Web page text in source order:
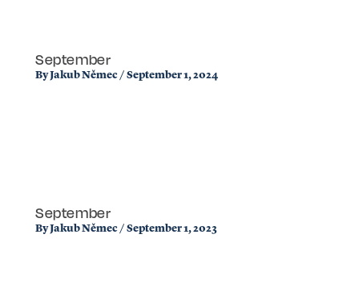
September
ByJakub Němec / September 1, 2024
September
ByJakub Němec / September 1, 2023